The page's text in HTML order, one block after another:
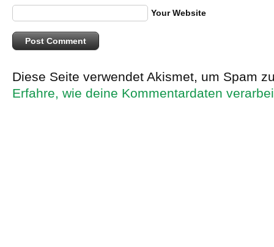
Your Website
Diese Seite verwendet Akismet, um Spam
Erfahre, wie deine Kommentardaten